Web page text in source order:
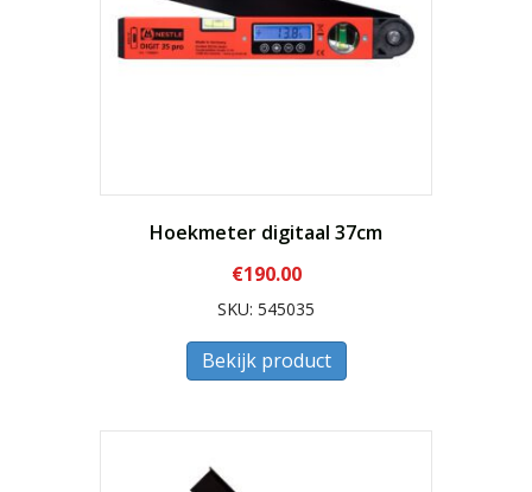
Hoekmeter digitaal 37cm
€190.00
SKU: 545035
Bekijk product